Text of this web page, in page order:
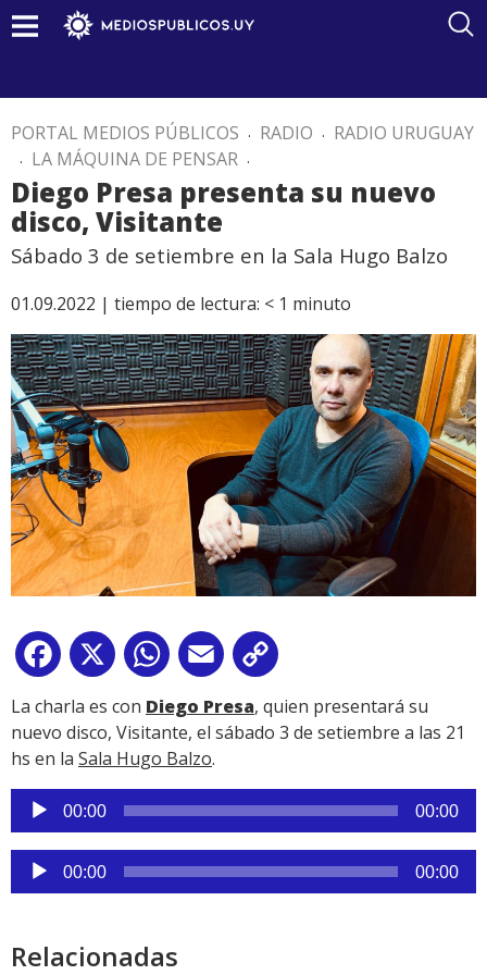
PORTAL MEDIOS PÚBLICOS . RADIO . RADIO URUGUAY
. LA MÁQUINA DE PENSAR .
Diego Presa presenta su nuevo
disco, Visitante
Sábado 3 de setiembre en la Sala Hugo Balzo
01.09.2022 | tiempo de lectura: < 1 minuto
Facebook
X WhatsApp
Email
Link
La charla es con Diego Presa, quien presentará su
nuevo disco, Visitante, el sábado 3 de setiembre a las 21
hs en la Sala Hugo Balzo.
Reproductor
de
audio
00:00 00:00
Reproductor
de
00:00 00:00
Relacionadas